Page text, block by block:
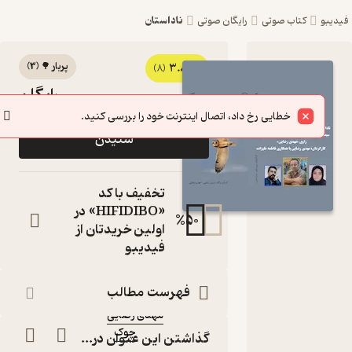
کتاب صوتی رایگان صوتی ناداستان
کتاب
صوتی بیا
باهم حرف
بزنیم اثر
صادق
پورفرزی
کتاب
صوتی
گوینده
مهدی رضایی
ناشر: چوک
(8) پربار 🌳(
3
)
رایگان
شنیدن
%50
تخفیف با کد
«HIFIDIBO» در
اولین خریدتان از
فیدیبو
فهرست مطالب
گذاشتن این عنوان در...
خطایی رخ داد، اتصال اینترنت خود را بررسی کنید.